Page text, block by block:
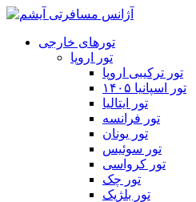
تورهای خارجی
تور اروپا
تور ترکیبی اروپا
تور اسپانیا ۱۴۰۵
تور ایتالیا
تور فرانسه
تور یونان
تور سوئیس
تور کرواسی
تور چک
تور بلژیک